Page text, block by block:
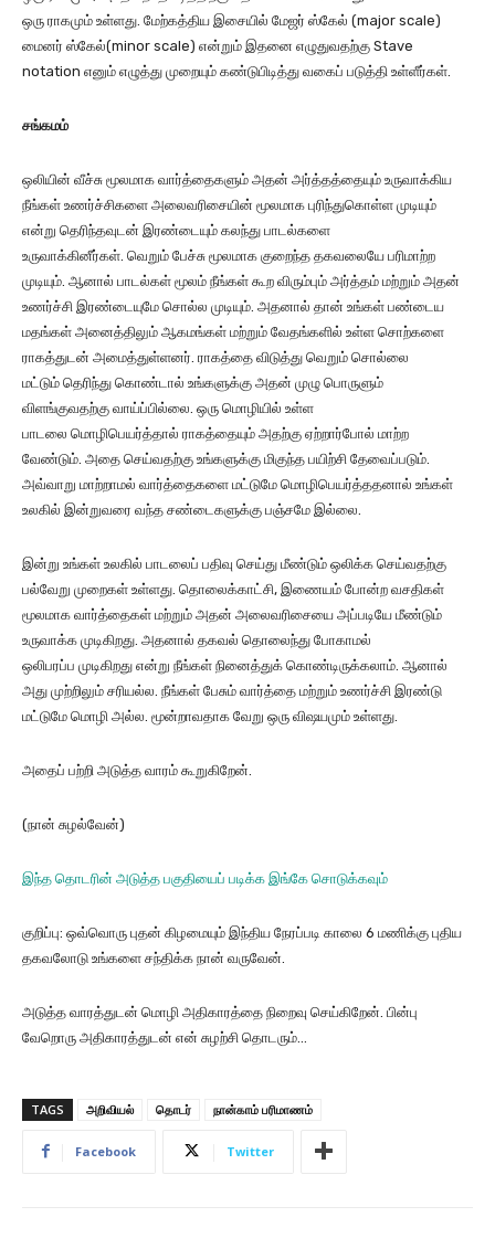
ஒரு ராகமும் உள்ளது. மேற்கத்திய இசையில் மேஜர் ஸ்கேல் (major scale)
மைனர் ஸ்கேல்(minor scale) என்றும் இதனை எழுதுவதற்கு Stave
notation எனும் எழுத்து முறையும் கண்டுபிடித்து வகைப் படுத்தி உள்ளீர்கள்.
சங்கமம்
ஒலியின் வீச்சு மூலமாக வார்த்தைகளும் அதன் அர்த்தத்தையும் உருவாக்கிய
நீங்கள் உணர்ச்சிகளை அலைவரிசையின் மூலமாக புரிந்துகொள்ள முடியும்
என்று தெரிந்தவுடன் இரண்டையும் கலந்து பாடல்களை
உருவாக்கினீர்கள். வெறும் பேச்சு மூலமாக குறைந்த தகவலையே பரிமாற்ற
முடியும். ஆனால் பாடல்கள் மூலம் நீங்கள் கூற விரும்பும் அர்த்தம் மற்றும் அதன்
உணர்ச்சி இரண்டையுமே சொல்ல முடியும். அதனால் தான் உங்கள் பண்டைய
மதங்கள் அனைத்திலும் ஆகமங்கள் மற்றும் வேதங்களில் உள்ள சொற்களை
ராகத்துடன் அமைத்துள்ளனர். ராகத்தை விடுத்து வெறும் சொல்லை
மட்டும் தெரிந்து கொண்டால் உங்களுக்கு அதன் முழு பொருளும்
விளங்குவதற்கு வாய்ப்பில்லை. ஒரு மொழியில் உள்ள
பாடலை மொழிபெயர்த்தால் ராகத்தையும் அதற்கு ஏற்றார்போல் மாற்ற
வேண்டும். அதை செய்வதற்கு உங்களுக்கு மிகுந்த பயிற்சி தேவைப்படும்.
அவ்வாறு மாற்றாமல் வார்த்தைகளை மட்டுமே மொழிபெயர்த்ததனால் உங்கள்
உலகில் இன்றுவரை வந்த சண்டைகளுக்கு பஞ்சமே இல்லை.
இன்று உங்கள் உலகில் பாடலைப் பதிவு செய்து மீண்டும் ஒலிக்க செய்வதற்கு
பல்வேறு முறைகள் உள்ளது. தொலைக்காட்சி, இணையம் போன்ற வசதிகள்
மூலமாக வார்த்தைகள் மற்றும் அதன் அலைவரிசையை அப்படியே மீண்டும்
உருவாக்க முடிகிறது. அதனால் தகவல் தொலைந்து போகாமல்
ஒலிபரப்ப முடிகிறது என்று நீங்கள் நினைத்துக் கொண்டிருக்கலாம். ஆனால்
அது முற்றிலும் சரியல்ல. நீங்கள் பேசும் வார்த்தை மற்றும் உணர்ச்சி இரண்டு
மட்டுமே மொழி அல்ல. மூன்றாவதாக வேறு ஒரு விஷயமும் உள்ளது.
அதைப் பற்றி அடுத்த வாரம் கூறுகிறேன்.
(நான் சுழல்வேன்)
இந்த தொடரின் அடுத்த பகுதியைப் படிக்க இங்கே சொடுக்கவும்
குறிப்பு: ஒவ்வொரு புதன் கிழமையும் இந்திய நேரப்படி காலை 6 மணிக்கு புதிய
தகவலோடு உங்களை சந்திக்க நான் வருவேன்.
அடுத்த வாரத்துடன் மொழி அதிகாரத்தை நிறைவு செய்கிறேன். பின்பு
வேறொரு அதிகாரத்துடன் என் சுழற்சி தொடரும்…
TAGS அறிவியல் தொடர் நான்காம் பரிமாணம்
Facebook Twitter